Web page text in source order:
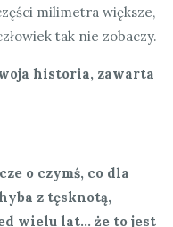
milimetra większe,
tak nie zobaczy.
historia, zawarta
o czymś, co dla
z tęsknotą,
wielu lat… że to jest